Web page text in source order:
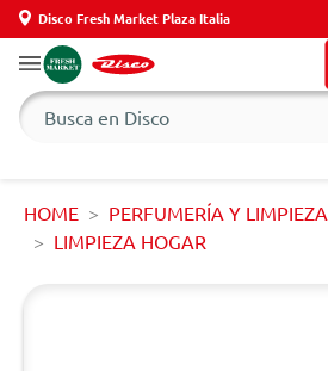
Disco Fresh Market Plaza Italia
HOME PERFUMERÍA Y LIMPIEZA
LIMPIEZA HOGAR